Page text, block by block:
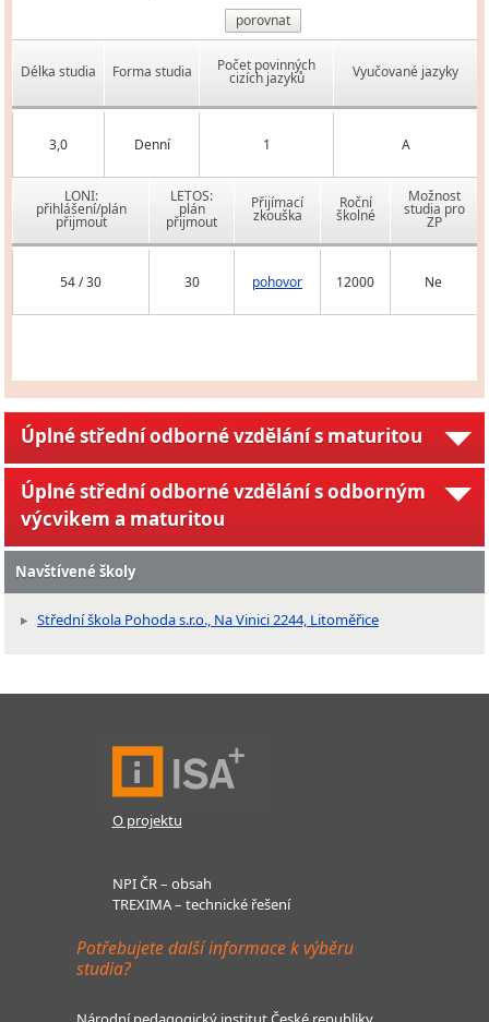
porovnat
Délka studia Forma studia Počet povinných
cizích jazyků Vyučované jazyky
3,0 Denní 1 A
LONI:
přihlášení/plán
přijmout
LETOS:
plán
přijmout
Přijímací
zkouška
Roční
školné
Možnost
studia pro
ZP
54 / 30 30 pohovor 12000 Ne
Úplné střední odborné vzdělání s maturitou
Úplné střední odborné vzdělání s odborným
výcvikem a maturitou
Navštívené školy
Střední škola Pohoda s.r.o., Na Vinici 2244, Litoměřice
O projektu
NPI ČR – obsah
TREXIMA – technické řešení
Potřebujete další informace k výběru
studia?